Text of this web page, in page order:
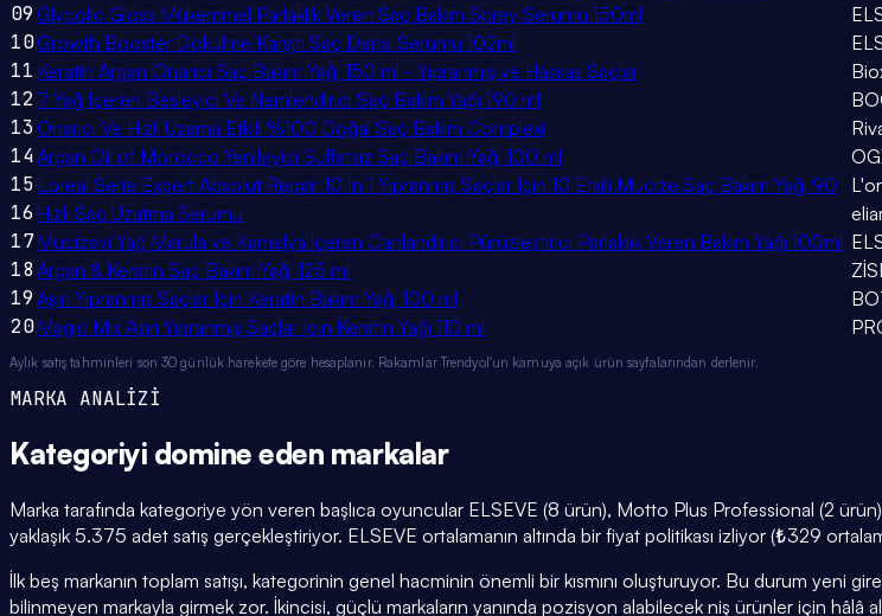
09 Glycolic Gloss Mükemmel Parlaklık Veren Saç Bakım Sprey Serumu 150ml
10Growth Booster Dökülme Karşıtı Saç Derisi Serumu 102ml
11 Keratin Argan Onarıcı Saç Bakım Yağı 150 ml - Yıpranmış ve Hassas Saçlar
12 7 Yağ Içeren Besleyici Ve Nemlendirici Saç Bakım Yağı 190 ml
13 Onarıcı Ve Hızlı Uzama Etkili %100 Doğal Saç Bakım Complexi
14Argan Oil of Morocco Yenileyici Sülfatsız Saç Bakım Yağı 100 ml
15 Loreal Serie Expert Absolut Repair 10 In 1 Yıpranmış Saçlar Için 10 Etkili Mucize Saç Bakım Yağı 90
16 Hızlı Saç Uzatma Serumu
17Mucizevi Yağ Marula ve Kamelya İçeren Canlandırıcı Pürüzleştirici Parlaklık Veren Bakım Yağı 100ml
18 Argan & Keratin Saç Bakım Yağı 125 ml
19 Aşırı Yıpranmış Saçlar Için Keratin Bakım Yağı 100 ml
20Magıc Mıx Aşırı Yıpranmış Saçlar Için Keratin Yağı 110 ml
Aylık satış tahminleri son 30 günlük harekete göre hesaplanır. Rakamlar Trendyol'un kamuya açık ürün sayfalarından derlenir.
MARKA ANALİZİ
Kategoriyi domine eden markalar
Marka tarafında kategoriye yön veren başlıca oyuncular ELSEVE (8 ürün), Motto Plus Professional (2
yaklaşık 5.375 adet satış gerçekleştiriyor. ELSEVE ortalamanın altında bir fiyat politikası izliyor (₺329
İlk beş markanın toplam satışı, kategorinin genel hacminin önemli bir kısmını oluşturuyor. Bu durum yeni
bilinmeyen markayla girmek zor. İkincisi, güçlü markaların yanında pozisyon alabilecek niş ürünler için